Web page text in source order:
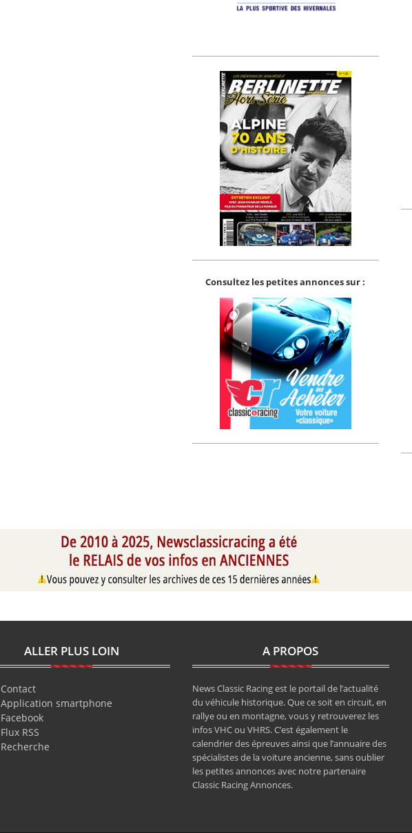
Consultez les petites annonces sur :
ALLER PLUS LOIN
Contact
Application smartphone
Facebook
Flux RSS
Recherche
A PROPOS
News Classic Racing est le portail de l’actualité
du véhicule historique. Que ce soit en circuit, en
rallye ou en montagne, vous y retrouverez les
infos VHC ou VHRS. C’est également le
calendrier des épreuves ainsi que l’annuaire des
spécialistes de la voiture ancienne, sans oublier
les petites annonces avec notre partenaire
Classic Racing Annonces.